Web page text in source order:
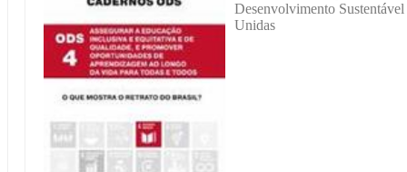
Desenvolvimento
Unidas